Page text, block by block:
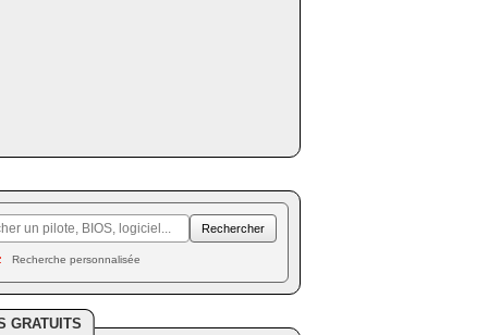
Recherche personnalisée
GRATUITS